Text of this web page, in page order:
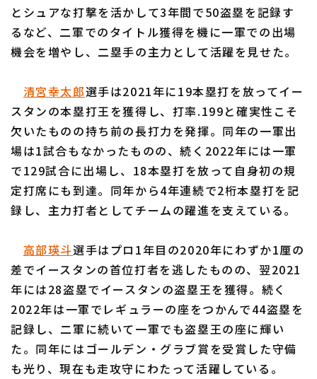
とシュアな打撃を活かして3年間で50盗塁を記録す
るなど、二軍でのタイトル獲得を機に一軍での出場
機会を増やし、二塁手の主力として活躍を見せた。
清宮幸太郎選手は2021年に19本塁打を放ってイー
スタンの本塁打王を獲得し、打率.199と確実性こそ
欠いたものの持ち前の長打力を発揮。同年の一軍出
場は1試合もなかったものの、続く2022年には一軍
で129試合に出場し、18本塁打を放って自身初の規
定打席にも到達。同年から4年連続で2桁本塁打を記
録し、主力打者としてチームの躍進を支えている。
高部瑛斗選手はプロ1年目の2020年にわずか1厘の
差でイースタンの首位打者を逃したものの、翌2021
年には28盗塁でイースタンの盗塁王を獲得。続く
2022年は一軍でレギュラーの座をつかんで44盗塁を
記録し、二軍に続いて一軍でも盗塁王の座に輝い
た。同年にはゴールデン・グラブ賞を受賞した守備
も光り、現在も走攻守にわたって活躍している。